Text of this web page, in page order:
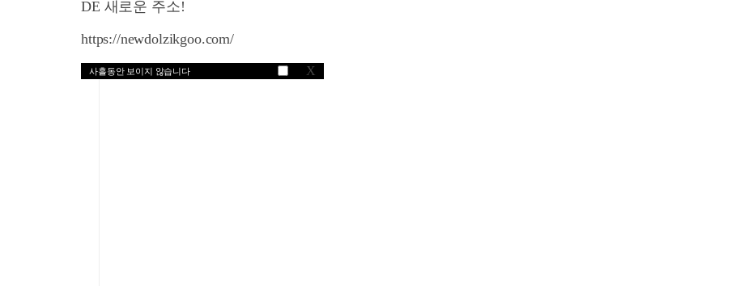
DE 새로운 주소!
https://newdolzikgoo.com/
사흘동안 보이지 않습니다 X